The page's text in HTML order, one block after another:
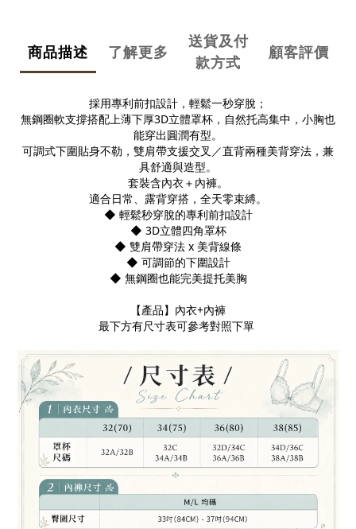
商品描述 了解更多
送貨及付
款方式
顧客評價
採用專利前扣設計，輕鬆一秒穿脫；
無鋼圈軟支撐搭配上薄下厚3D立體罩杯，自然托高集中，小胸也
能穿出圓潤有型。
可調式下圍貼身不勒，雙肩帶支援交叉／直背兩種美背穿法，兼
具舒適與造型。
套裝含內衣＋內褲。
適合日常、露背穿搭，全天零束縛。
◆ 輕鬆秒穿脫的專利前扣設計
◆ 3D立體四角罩杯
◆ 雙肩帶穿法 x 美背線條
◆ 可調節的下圍設計
◆ 無鋼圈也能完美提托美胸
【產品】內衣+內褲
最下方有尺寸表可參考對照下單